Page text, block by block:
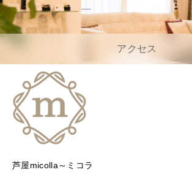
アクセス
芦屋micolla～ミコラ